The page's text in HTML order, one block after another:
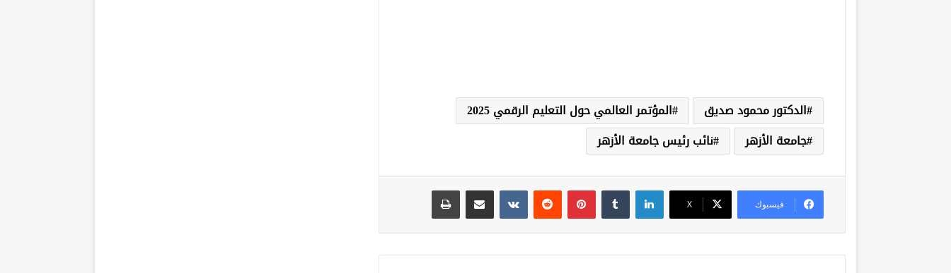
الدكتور محمود صديق
المؤتمر العالمي حول التعليم الرقمي 2025
جامعة الأزهر
نائب رئيس جامعة الأزهر
فيسبوك ‫X
لينكدإن بينتيريست